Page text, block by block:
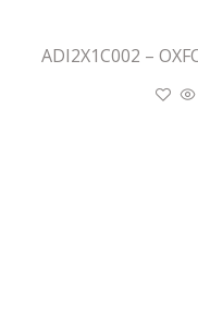
ADI2X1C002 –